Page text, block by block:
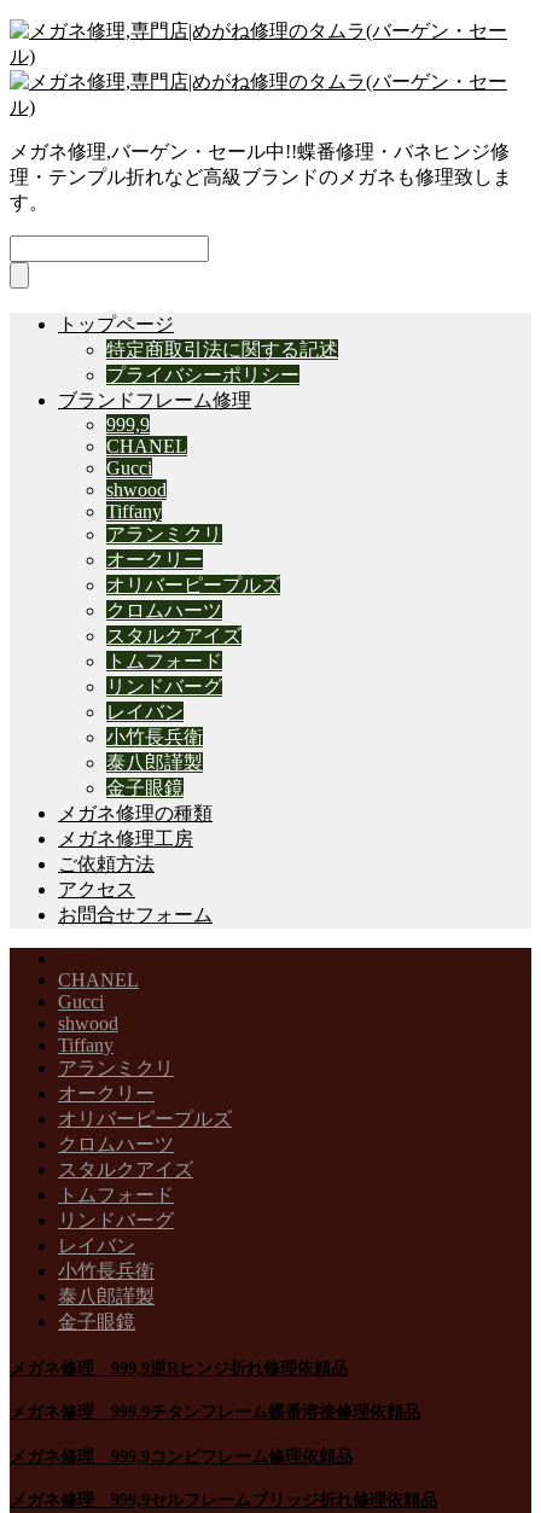
メガネ修理,バーゲン・セール中!!蝶番修理・バネヒンジ修
理・テンプル折れなど高級ブランドのメガネも修理致しま
す。
トップページ
特定商取引法に関する記述
プライバシーポリシー
ブランドフレーム修理
999,9
CHANEL
Gucci
shwood
Tiffany
アランミクリ
オークリー
オリバーピープルズ
クロムハーツ
スタルクアイズ
トムフォード
リンドバーグ
レイバン
小竹長兵衛
泰八郎謹製
金子眼鏡
メガネ修理の種類
メガネ修理工房
ご依頼方法
アクセス
お問合せフォーム
CHANEL
Gucci
shwood
Tiffany
アランミクリ
オークリー
オリバーピープルズ
クロムハーツ
スタルクアイズ
トムフォード
リンドバーグ
レイバン
小竹長兵衛
泰八郎謹製
金子眼鏡
メガネ修理 999,9逆Rヒンジ折れ修理依頼品
メガネ修理 999.9チタンフレーム蝶番溶接修理依頼品
メガネ修理 999,9コンビフレーム修理依頼品
メガネ修理 999,9セルフレームブリッジ折れ修理依頼品